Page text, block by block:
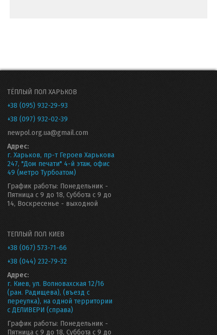
ТЁПЛЫЙ ПОЛ ХАРЬКОВ
+38 (095) 932-29-93
+38 (097) 932-02-39
newpol.org.ua@gmail.com
Адрес:
г. Харьков, пр-т Героев Харькова
247, "Дом печати" 4-й этаж, офис
49 (метро Турбоатом)
График работы: Понедельник -
Пятница с 9 до 18, Суббота с 9 до
14, Воскресенье - выходной
ТЕПЛЫЙ ПОЛ КИЕВ
+38 (067) 573-71-66
+38 (044) 232-79-32
Адрес:
г. Киев, ул. Волновахская 12/16
(ран. Радищева), (въезд с
переулка), на одной территории
с ДЕЛИВЕРИ (справа)
График работы: Понедельник -
Пятница с 9 до 18, Суббота с 9 до